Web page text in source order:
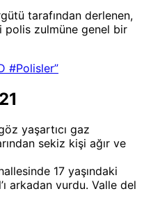
tarafından derlenen,
polis zulmüne genel bir
#Polisler”
yaşartıcı gaz
sekiz kişi ağır ve
17 yaşındaki
arkadan vurdu. Valle del